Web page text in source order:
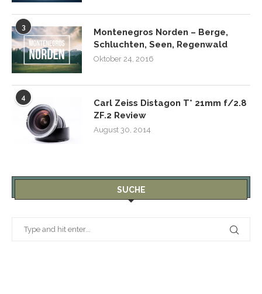
3
Montenegros Norden – Berge,
Schluchten, Seen, Regenwald
Oktober 24, 2016
4
Carl Zeiss Distagon T* 21mm f/2.8
ZF.2 Review
August 30, 2014
SUCHE